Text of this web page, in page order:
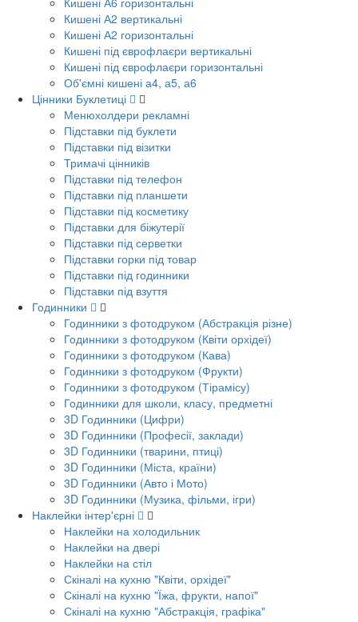
Кишені А2 вертикальні
Кишені А2 горизонтальні
Кишені під єврофлаєри вертикальні
Кишені під єврофлаєри горизонтальні
Об'ємні кишені а4, а5, а6
Цінники Буклетиці
Менюхолдери рекламні
Підставки під буклети
Підставки під візитки
Тримачі цінників
Підставки під телефон
Підставки під планшети
Підставки під косметику
Підставки для біжутерії
Підставки під серветки
Підставки горки під товар
Підставки під годинники
Підставки під взуття
Годинники
Годинники з фотодруком (Абстракція різне)
Годинники з фотодруком (Квіти орхідеї)
Годинники з фотодруком (Кава)
Годинники з фотодруком (Фрукти)
Годинники з фотодруком (Тірамісу)
Годинники для школи, класу, предметні
3D Годинники (Цифри)
3D Годинники (Професії, заклади)
3D Годинники (тварини, птиці)
3D Годинники (Міста, країни)
3D Годинники (Авто і Мото)
3D Годинники (Музика, фільми, ігри)
Наклейки інтер'єрні
Наклейки на холодильник
Наклейки на двері
Наклейки на стіл
Скіналі на кухню "Квіти, орхідеї"
Скіналі на кухню "Їжа, фрукти, напої"
Скіналі на кухню "Абстракція, графіка"